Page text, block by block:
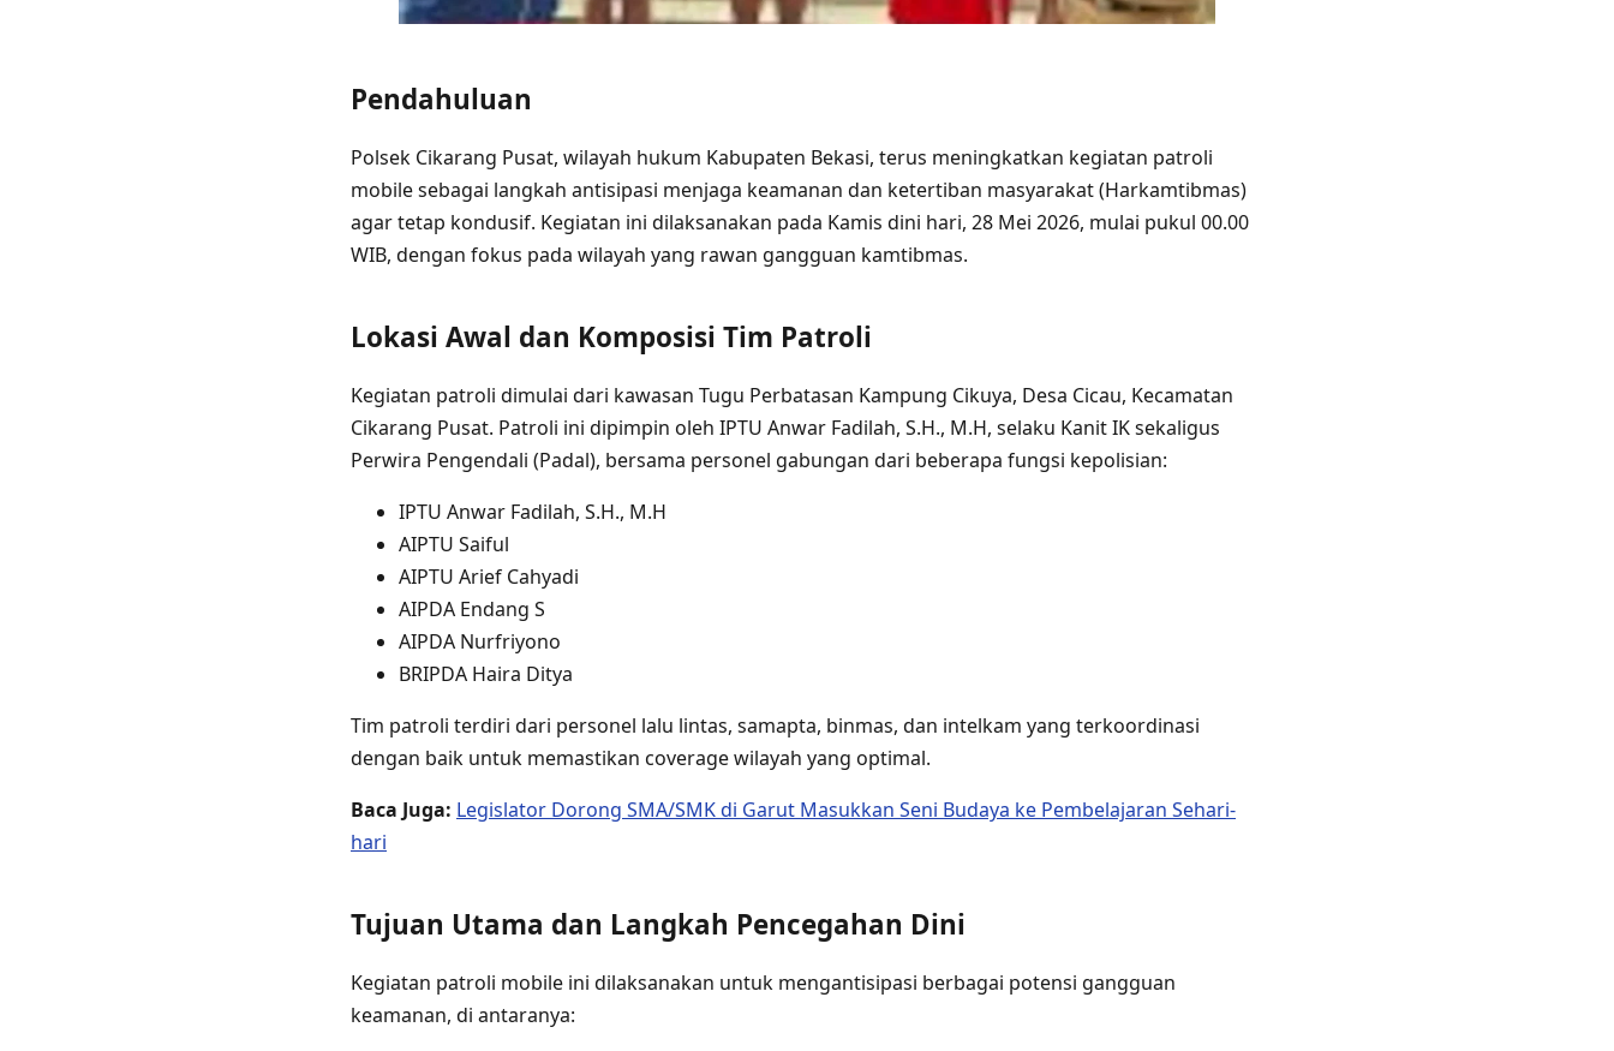
Pendahuluan
Polsek Cikarang Pusat, wilayah hukum Kabupaten Bekasi, terus meningkatkan kegiatan patroli
mobile sebagai langkah antisipasi menjaga keamanan dan ketertiban masyarakat (Harkamtibmas)
agar tetap kondusif. Kegiatan ini dilaksanakan pada Kamis dini hari, 28 Mei 2026, mulai pukul 00.00
WIB, dengan fokus pada wilayah yang rawan gangguan kamtibmas.
Lokasi Awal dan Komposisi Tim Patroli
Kegiatan patroli dimulai dari kawasan Tugu Perbatasan Kampung Cikuya, Desa Cicau, Kecamatan
Cikarang Pusat. Patroli ini dipimpin oleh IPTU Anwar Fadilah, S.H., M.H, selaku Kanit IK sekaligus
Perwira Pengendali (Padal), bersama personel gabungan dari beberapa fungsi kepolisian:
IPTU Anwar Fadilah, S.H., M.H
AIPTU Saiful
AIPTU Arief Cahyadi
AIPDA Endang S
AIPDA Nurfriyono
BRIPDA Haira Ditya
Tim patroli terdiri dari personel lalu lintas, samapta, binmas, dan intelkam yang terkoordinasi
dengan baik untuk memastikan coverage wilayah yang optimal.
Baca Juga: Legislator Dorong SMA/SMK di Garut Masukkan Seni Budaya ke Pembelajaran Sehari-
hari
Tujuan Utama dan Langkah Pencegahan Dini
Kegiatan patroli mobile ini dilaksanakan untuk mengantisipasi berbagai potensi gangguan
keamanan, di antaranya: